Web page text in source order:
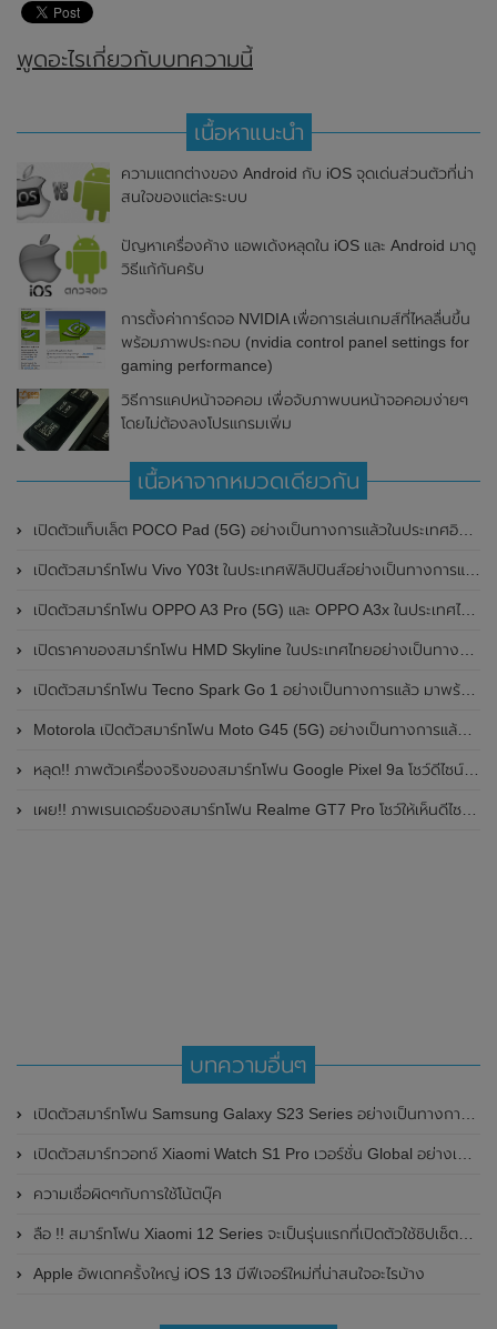
พูดอะไรเกี่ยวกับบทความนี้
เนื้อหาแนะนำ
ความแตกต่างของ Android กับ iOS จุดเด่นส่วนตัวที่น่า
สนใจของแต่ละระบบ
ปัญหาเครื่องค้าง แอพเด้งหลุดใน iOS และ Android มาดู
วิธีแก้กันครับ
การตั้งค่าการ์ดจอ NVIDIA เพื่อการเล่นเกมส์ที่ไหลลื่นขึ้น
พร้อมภาพประกอบ (nvidia control panel settings for
gaming performance)
วิธีการแคปหน้าจอคอม เพื่อจับภาพบนหน้าจอคอมง่ายๆ
โดยไม่ต้องลงโปรแกรมเพิ่ม
เนื้อหาจากหมวดเดียวกัน
เปิดตัวแท็บเล็ต POCO Pad (5G) อย่างเป็นทางการแล้วในประเทศอินเดีย มาพร้อมชิปเซ็ต Snapdragon 7s Gen 2 ของ Qualcomm และรองรับเครือข่าย 5G
เปิดตัวสมาร์ทโฟน Vivo Y03t ในประเทศฟิลิปปินส์อย่างเป็นทางการแล้ว มาพร้อมชิปเซ็ต Unisoc T612 , กล้องหลัง ความละเอียด 13MP , แบตเตอรี่ 5,000mAh และหน้าจอแสดงผล LCD / 90Hz
เปิดตัวสมาร์ทโฟน OPPO A3 Pro (5G) และ OPPO A3x ในประเทศไทยอย่างเป็นทางการแล้ว ในราคาเริ่มต้นเพียง 3,999 บาท
เปิดราคาของสมาร์ทโฟน HMD Skyline ในประเทศไทยอย่างเป็นทางการแล้ว ราคา 14,990 บาท
เปิดตัวสมาร์ทโฟน Tecno Spark Go 1 อย่างเป็นทางการแล้ว มาพร้อมหน้าจอแสดงผล LCD / 120Hz , แบตเตอรี่ 5,000mAh และใช้ชิปเซ็ต Unisoc
Motorola เปิดตัวสมาร์ทโฟน Moto G45 (5G) อย่างเป็นทางการแล้วในอินเดีย
หลุด!! ภาพตัวเครื่องจริงของสมาร์ทโฟน Google Pixel 9a โชว์ดีไซน์ใหม่ กล้องหลังแบนราบ ไม่มีกรอบของกล้องแล้ว
เผย!! ภาพเรนเดอร์ของสมาร์ทโฟน Realme GT7 Pro โชว์ให้เห็นดีไซน์ใหม่ พร้อมเผยรายละเอียดสเปกที่สำคัญบางส่วน
บทความอื่นๆ
เปิดตัวสมาร์ทโฟน Samsung Galaxy S23 Series อย่างเป็นทางการแล้ว ในราคาเริ่มต้นเพียง 30,900 บาท
เปิดตัวสมาร์ทวอทช์ Xiaomi Watch S1 Pro เวอร์ชั่น Global อย่างเป็นทางการในประเทศไทย ในราคาเพียง 9,990 บาท
ความเชื่อผิดๆกับการใช้โน้ตบุ๊ค
ลือ !! สมาร์ทโฟน Xiaomi 12 Series จะเป็นรุ่นแรกที่เปิดตัวใช้ชิปเซ็ตรุ่นใหม่ล่าสุด Snapdragon 898 ของ Qualcomm
Apple อัพเดทครั้งใหญ่ iOS 13 มีฟีเจอร์ใหม่ที่น่าสนใจอะไรบ้าง